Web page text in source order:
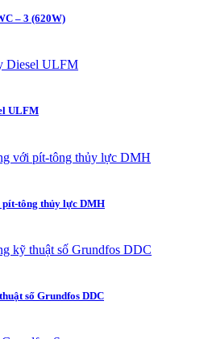
– 3 (620W)
ULFM
tông thủy lực DMH
số Grundfos DDC